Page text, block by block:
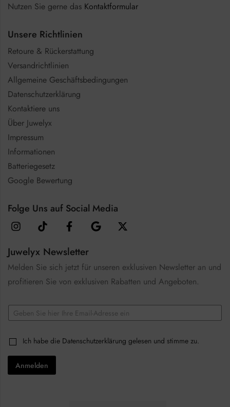
Nutzen Sie gerne das Kontaktformular
Unsere Richtlinien
Retoure & Rückerstattung
Versandrichtlinien
Allgemeine Geschäftsbedingungen
Datenschutzerklärung
Kontaktiere uns
Über Juwelyx
Impressum
Informationen
Batteriegesetz
Google Bewertung
Folge Uns auf Social Media
Juwelyx Newsletter
Melden Sie sich jetzt für unseren exklusiven Newsletter an und
profitieren Sie von exklusiven Rabatten und Angeboten.
E
m
lh
c
b
C
h
e
k
Ich habe die Datenschutzerklärung gelesen und stimme zu.
Anmelden